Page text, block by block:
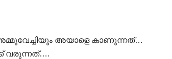
അയാളെ കാണുന്നത്…
വരുന്നത്….